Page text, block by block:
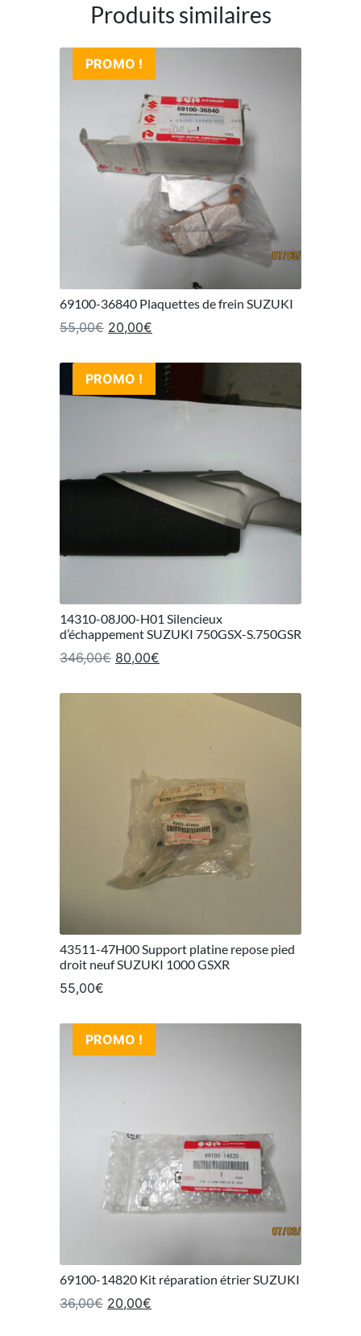
Produits similaires
PROMO !
69100-36840 Plaquettes de frein SUZUKI
55,00€ Le prix initial était : 55,00€.
20,00€
PROMO !
14310-08J00-H01 Silencieux
d’échappement SUZUKI 750GSX-S.750GSR
346,00€ Le prix initial était : 346,00€.
80,00€
43511-47H00 Support platine repose pied
droit neuf SUZUKI 1000 GSXR
55,00€
PROMO !
69100-14820 Kit réparation étrier SUZUKI
36,00€ Le prix initial était : 36,00€.
20,00€